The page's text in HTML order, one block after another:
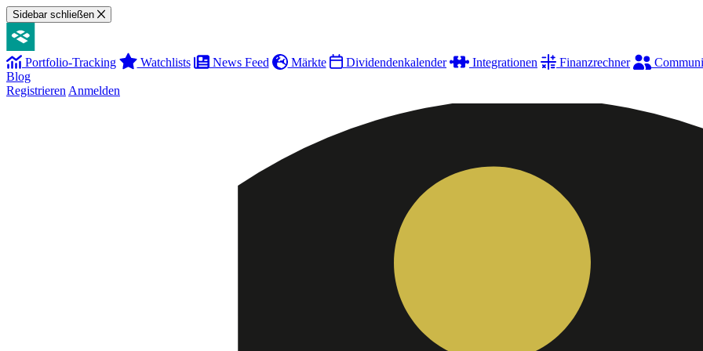
Sidebar schließen
Portfolio-Tracking Watchlists News Feed Märkte Dividendenkalender Integrationen Finanzrechner
Blog
Registrieren Anmelden